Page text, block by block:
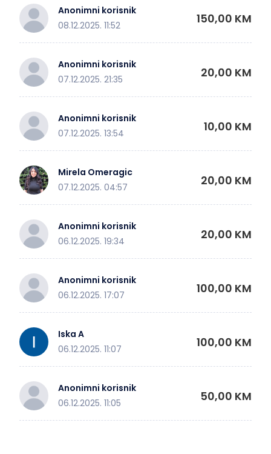
Anonimni korisnik
08.12.2025. 11:52
150,00 KM
Anonimni korisnik
07.12.2025. 21:35
20,00 KM
Anonimni korisnik
07.12.2025. 13:54
10,00 KM
Mirela Omeragic
07.12.2025. 04:57
20,00 KM
Anonimni korisnik
06.12.2025. 19:34
20,00 KM
Anonimni korisnik
06.12.2025. 17:07
100,00 KM
Iska A
06.12.2025. 11:07
100,00 KM
Anonimni korisnik
06.12.2025. 11:05
50,00 KM